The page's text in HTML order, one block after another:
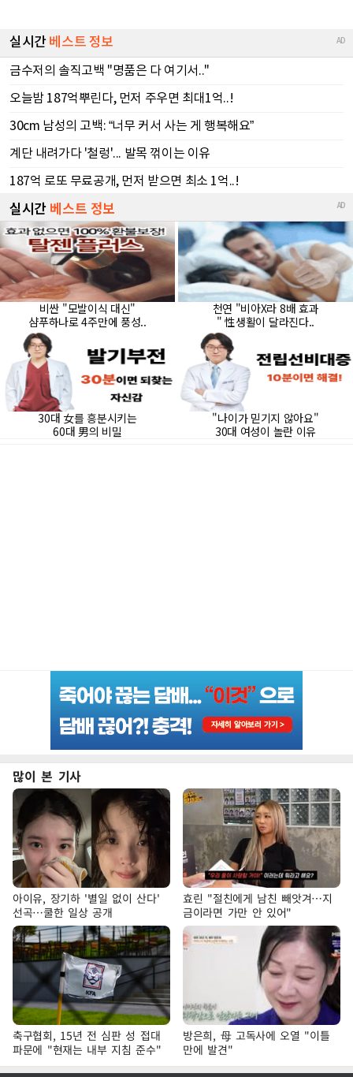
많이 본 기사
아이유, 장기하 '별일 없이 산다'
선곡…쿨한 일상 공개
효린 "절친에게 남친 빼앗겨…지
금이라면 가만 안 있어"
축구협회, 15년 전 심판 성 접대
파문에 "현재는 내부 지침 준수"
방은희, 母 고독사에 오열 "이틀
만에 발견"